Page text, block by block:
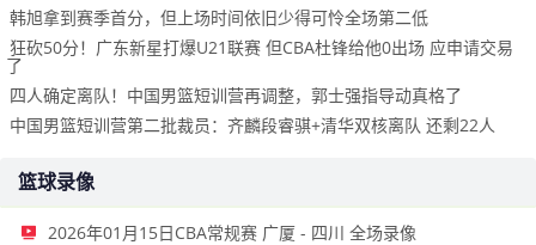
韩旭拿到赛季首分，但上场时间依旧少得可怜全场第二低
狂砍50分！广东新星打爆U21联赛 但CBA杜锋给他0出场 应申请交易
了
四人确定离队！中国男篮短训营再调整，郭士强指导动真格了
中国男篮短训营第二批裁员：齐麟段睿骐+清华双核离队 还剩22人
篮球录像
2026年01月15日CBA常规赛 广厦 - 四川 全场录像